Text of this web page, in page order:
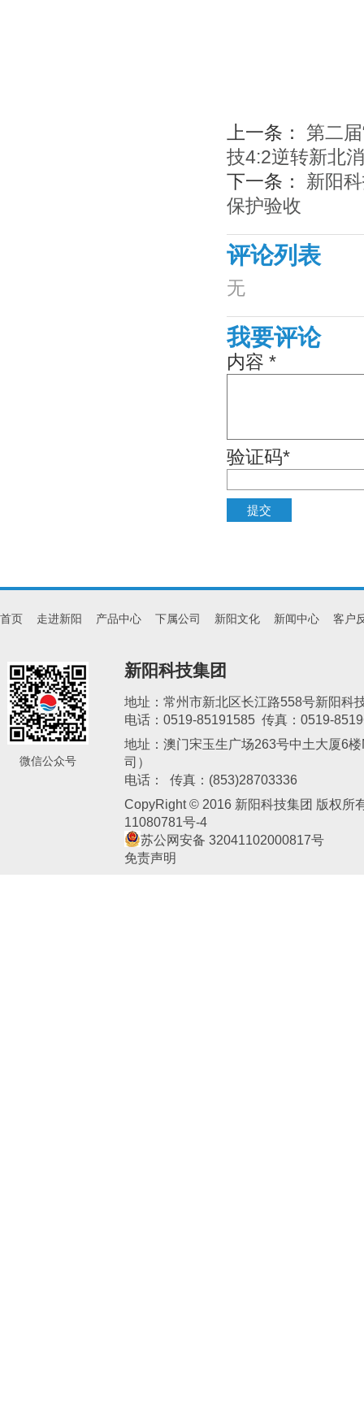
上一条： 第二
技4:2逆转新北
下一条： 新阳
保护验收
评论列表
无
我要评论
内容 *
验证码*
首页 走进新阳 产品中心 下属公司 新阳文化 新闻中心 客户
微信公众号
新阳科技集团
地址：常州市新北区长江路558号新阳科
电话：0519-85191585 传真：0519-
地址：澳门宋玉生广场263号中土大厦6
司）
电话： 传真：(853)28703336
CopyRight © 2016 新阳科技集团 版权所
11080781号-4
苏公网安备 32041102000817号
免责声明